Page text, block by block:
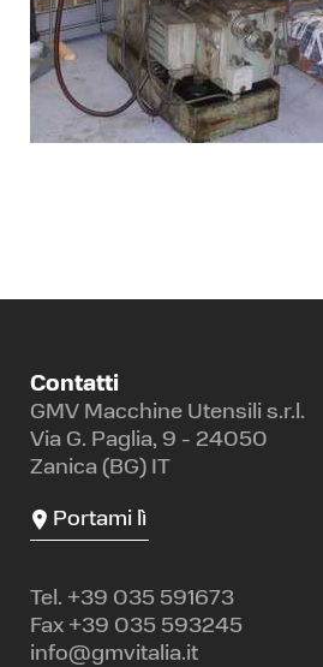
Contatti
GMV Macchine Utensili s.r.l.
Via G. Paglia, 9 - 24050
Zanica (BG) IT
Portami lì
Tel. +39 035 591673
Fax +39 035 593245
info@gmvitalia.it